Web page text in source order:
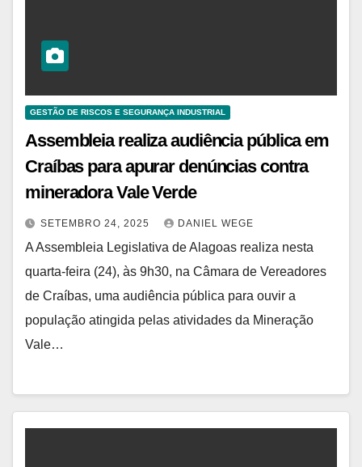
GESTÃO DE RISCOS E SEGURANÇA INDUSTRIAL
Assembleia realiza audiência pública em
Craíbas para apurar denúncias contra
mineradora Vale Verde
SETEMBRO 24, 2025 DANIEL WEGE
A Assembleia Legislativa de Alagoas realiza nesta
quarta-feira (24), às 9h30, na Câmara de Vereadores
de Craíbas, uma audiência pública para ouvir a
população atingida pelas atividades da Mineração
Vale…